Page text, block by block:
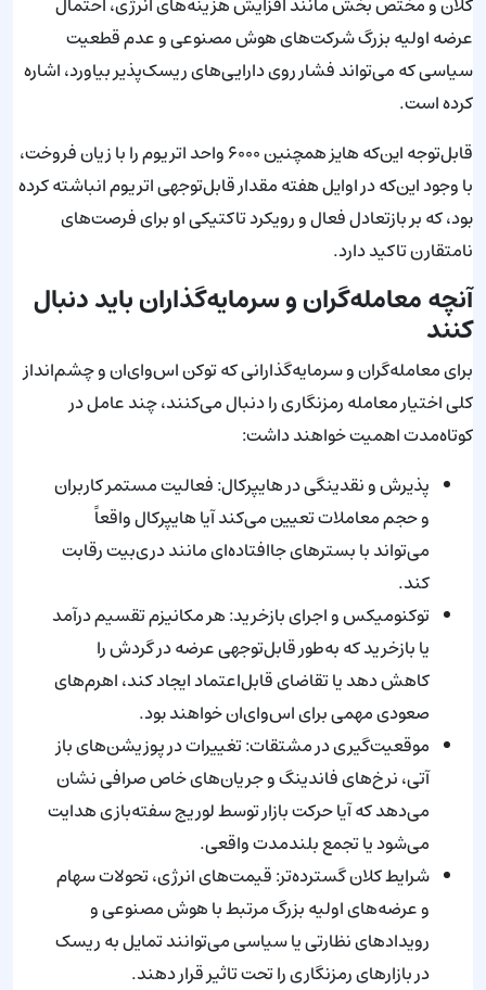
عرضه اولیه بزرگ شرکت‌های هوش مصنوعی و عدم قطعیت
سیاسی که می‌تواند فشار روی دارایی‌های ریسک‌پذیر بیاورد، اشاره
کرده است.
قابل‌توجه این‌که هایز همچنین ۶۰۰۰ واحد اتریوم را با زیان فروخت،
با وجود این‌که در اوایل هفته مقدار قابل‌توجهی اتریوم انباشته کرده
بود، که بر بازتعادل فعال و رویکرد تاکتیکی او برای فرصت‌های
نامتقارن تاکید دارد.
آنچه معامله‌گران و سرمایه‌گذاران باید دنبال
کنند
برای معامله‌گران و سرمایه‌گذارانی که توکن اس‌وای‌ان و چشم‌انداز
کلی اختیار معامله رمزنگاری را دنبال می‌کنند، چند عامل در
کوتاه‌مدت اهمیت خواهند داشت:
پذیرش و نقدینگی در هایپرکال: فعالیت مستمر کاربران
و حجم معاملات تعیین می‌کند آیا هایپرکال واقعاً
می‌تواند با بسترهای جاافتاده‌ای مانند دری‌بیت رقابت
کند.
توکنومیکس و اجرای بازخرید: هر مکانیزم تقسیم درآمد
یا بازخرید که به‌طور قابل‌توجهی عرضه در گردش را
کاهش دهد یا تقاضای قابل‌اعتماد ایجاد کند، اهرم‌های
صعودی مهمی برای اس‌وای‌ان خواهند بود.
موقعیت‌گیری در مشتقات: تغییرات در پوزیشن‌های باز
آتی، نرخ‌های فاندینگ و جریان‌های خاص صرافی نشان
می‌دهد که آیا حرکت بازار توسط لوریج سفته‌بازی هدایت
می‌شود یا تجمع بلندمدت واقعی.
شرایط کلان گسترده‌تر: قیمت‌های انرژی، تحولات سهام
و عرضه‌های اولیه بزرگ مرتبط با هوش مصنوعی و
رویدادهای نظارتی یا سیاسی می‌توانند تمایل به ریسک
در بازارهای رمزنگاری را تحت تاثیر قرار دهند.